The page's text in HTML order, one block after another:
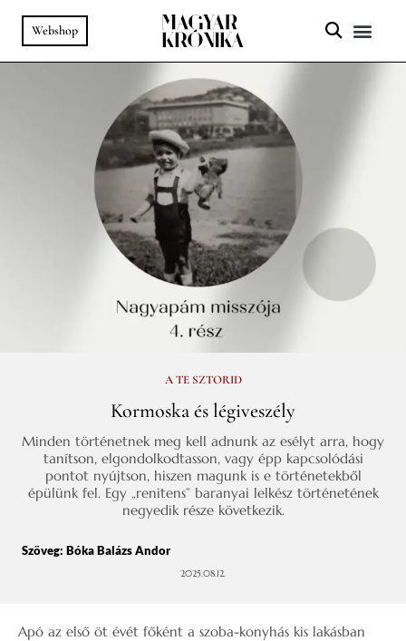
Webshop
A TE SZTORID
Kormoska és légiveszély
Minden történetnek meg kell adnunk az esélyt arra, hogy
tanítson, elgondolkodtasson, vagy épp kapcsolódási
pontot nyújtson, hiszen magunk is e történetekből
épülünk fel. Egy „renitens” baranyai lelkész történetének
negyedik része következik.
Szöveg: Bóka Balázs Andor
2025.08.12.
Apó az első öt évét főként a szoba-konyhás kis lakásban